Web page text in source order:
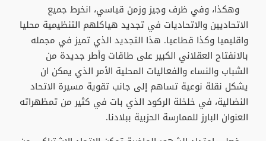
وهكذا، وفي ظرف وجيز وزمن قياسي، انخرط جميع
الاتحاديين والاتحاديات في تجديد هياكلهم التنظيمية محليا
واقليميا وكذا قطاعيا. هذا التجديد الذي تميز في مجمله
بالانفتاح العقلاني الكبير على طاقات وأطر جديدة من
الشباب والنساء والفعاليات المحلية الأمر الذي يمكن ان
يشكل نقلة نوعية تساهم إلى جانب تقوية مسيرة الاتحاد
النضالية، في خلخلة الركود الذي بات في كثير من تمظهراته
العنوان البارز للممارسة الحزبية ببلادنا.